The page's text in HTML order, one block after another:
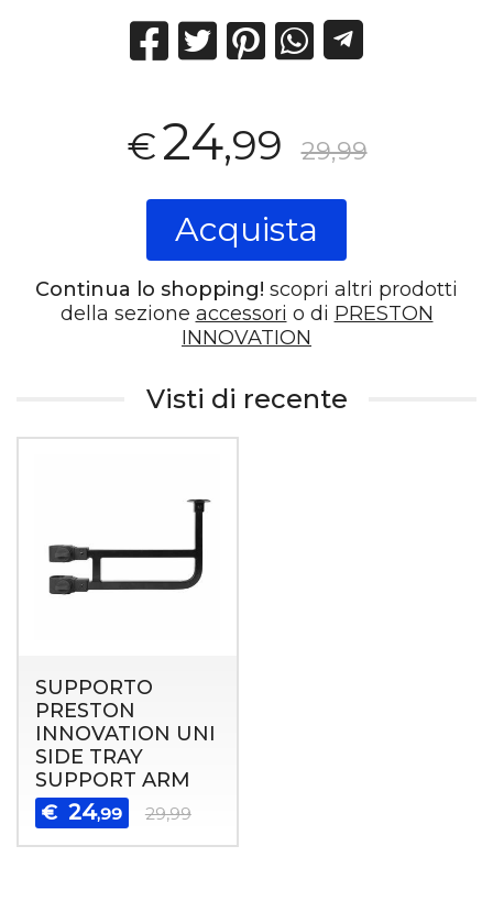
€24,99 29,99
Acquista
Continua lo shopping! scopri altri prodotti
della sezione accessori o di PRESTON
INNOVATION
Visti di recente
SUPPORTO
PRESTON
INNOVATION UNI
SIDE TRAY
SUPPORT ARM
€ 24,99 29,99